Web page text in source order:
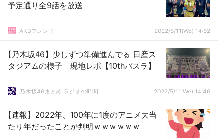
予定通り全9話を放送
AKBフレンド 2022/5/11(We) 14:52
【乃木坂46】少しずつ準備進んでる 日産ス
タジアムの様子 現地レポ【10thバスラ】
乃木坂46まとめ ラジオの時間 2022/5/11(We) 14:46
【速報】2022年、100年に1度のアニメ大当
たり年だったことが判明ｗｗｗｗｗｗ